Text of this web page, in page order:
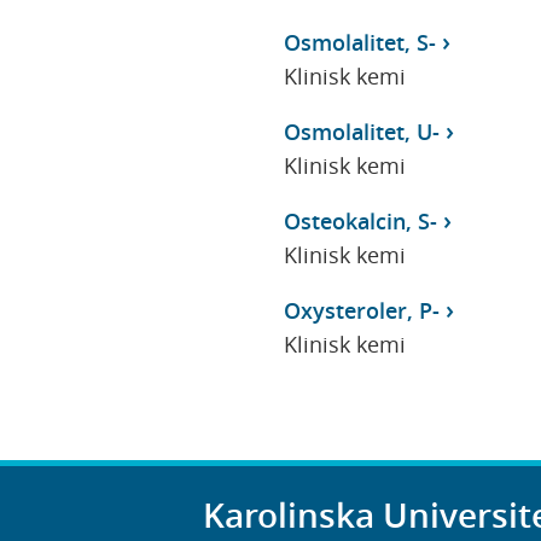
Osmolalitet, S-
Klinisk kemi
Osmolalitet, U-
Klinisk kemi
Osteokalcin, S-
Klinisk kemi
Oxysteroler, P-
Klinisk kemi
Karolinska